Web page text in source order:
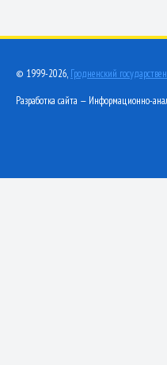
© 1999-2026, Гродненский
Разработка сайта — Информационно-